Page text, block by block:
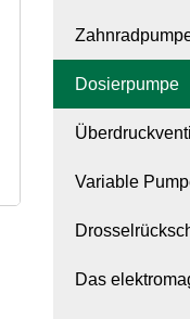
Dosierpumpe
Überdruckventil
Variable
Das